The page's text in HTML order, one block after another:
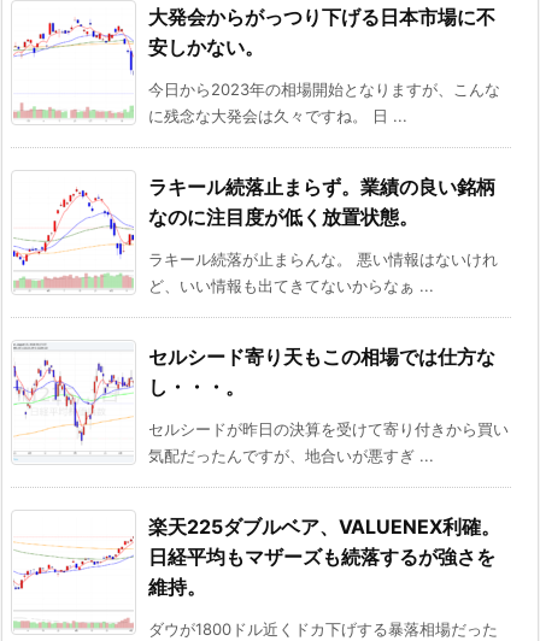
大発会からがっつり下げる日本市場に不
安しかない。
今日から2023年の相場開始となりますが、こんな
に残念な大発会は久々ですね。 日 ...
ラキール続落止まらず。業績の良い銘柄
なのに注目度が低く放置状態。
ラキール続落が止まらんな。 悪い情報はないけれ
ど、いい情報も出てきてないからなぁ ...
セルシード寄り天もこの相場では仕方な
し・・・。
セルシードが昨日の決算を受けて寄り付きから買い
気配だったんですが、地合いが悪すぎ ...
楽天225ダブルベア、VALUENEX利確。
日経平均もマザーズも続落するが強さを
維持。
ダウが1800ドル近くドカ下げする暴落相場だった